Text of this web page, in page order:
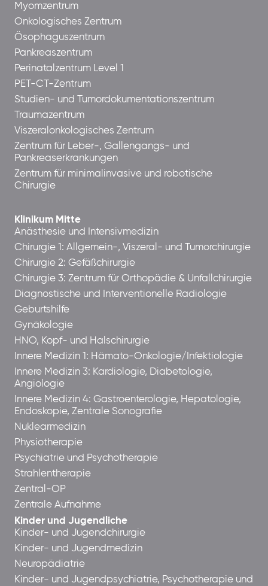
Myomzentrum
Onkologisches Zentrum
Ösophaguszentrum
Pankreaszentrum
Perinatalzentrum Level 1
PET-CT-Zentrum
Studien- und Tumordokumentationszentrum
Traumazentrum
Viszeralonkologisches Zentrum
Zentrum für Leber-, Gallengangs- und
Pankreaserkrankungen
Zentrum für minimalinvasive und robotische
Chirurgie
Klinikum Mitte
Anästhesie und Intensivmedizin
Chirurgie 1: Allgemein-, Viszeral- und Tumorchirurgie
Chirurgie 2: Gefäßchirurgie
Chirurgie 3: Zentrum für Orthopädie & Unfallchirurgie
Diagnostische und Interventionelle Radiologie
Geburtshilfe
Gynäkologie
HNO, Kopf- und Halschirurgie
Innere Medizin 1: Hämato-Onkologie/Infektiologie
Innere Medizin 3: Kardiologie, Diabetologie,
Angiologie
Innere Medizin 4: Gastroenterologie, Hepatologie,
Endoskopie, Zentrale Sonografie
Nuklearmedizin
Physiotherapie
Psychiatrie und Psychotherapie
Strahlentherapie
Zentral-OP
Zentrale Aufnahme
Kinder und Jugendliche
Kinder- und Jugendchirurgie
Kinder- und Jugendmedizin
Neuropädiatrie
Kinder- und Jugendpsychiatrie, Psychotherapie und